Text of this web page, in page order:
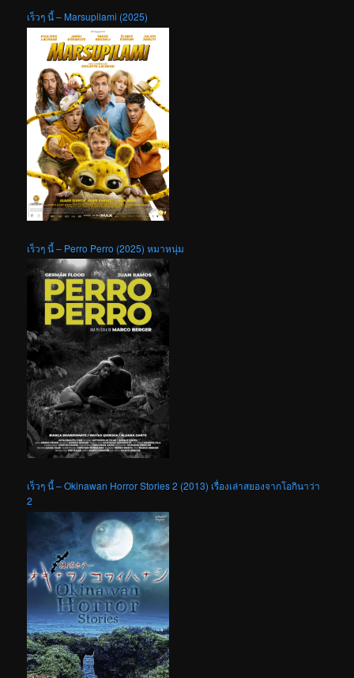
เร็วๆ นี้ – Marsupilami (2025)
เร็วๆ นี้ – Perro Perro (2025) หมาหนุ่ม
เร็วๆ นี้ – Okinawan Horror Stories 2 (2013) เรื่องเล่าสยองจากโอกินาว่า
2